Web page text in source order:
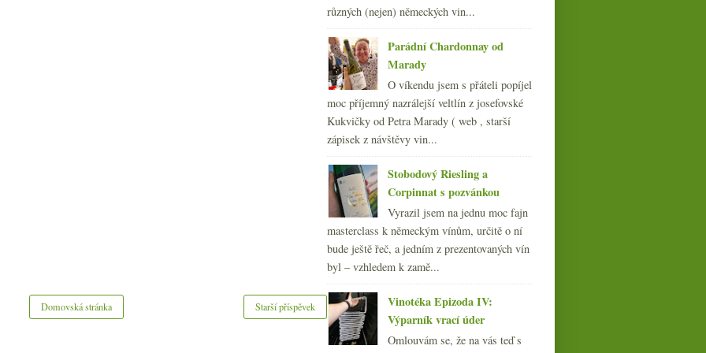
Starší příspěvek
Domovská stránka
►2007(108)
různých (nejen) německých vin...
Parádní Chardonnay od
Marady
O víkendu jsem s přáteli popíjel
moc příjemný nazrálejší veltlín z josefovské
Kukvičky od Petra Marady ( web , starší
zápisek z návštěvy vin...
Stobodový Riesling a
Corpinnat s pozvánkou
Vyrazil jsem na jednu moc fajn
masterclass k německým vínům, určitě o ní
bude ještě řeč, a jedním z prezentovaných vín
byl – vzhledem k zamě...
Vinotéka Epizoda IV:
Výparník vrací úder
Omlouvám se, že na vás teď s